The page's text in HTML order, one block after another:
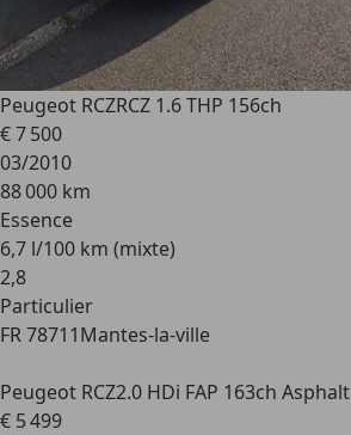
Peugeot RCZRCZ 1.6 THP 156ch
€ 7 500
03/2010
88 000 km
Essence
6,7 l/100 km (mixte)
2,8
Particulier
FR 78711Mantes-la-ville
Peugeot RCZ2.0 HDi FAP 163ch Asphalt
€ 5 499